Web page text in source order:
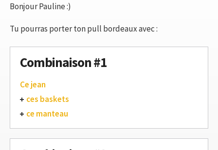
Bonjour Pauline :)
Tu pourras porter ton pull bordeaux avec :
Combinaison #1
Ce jean
ces baskets
ce manteau